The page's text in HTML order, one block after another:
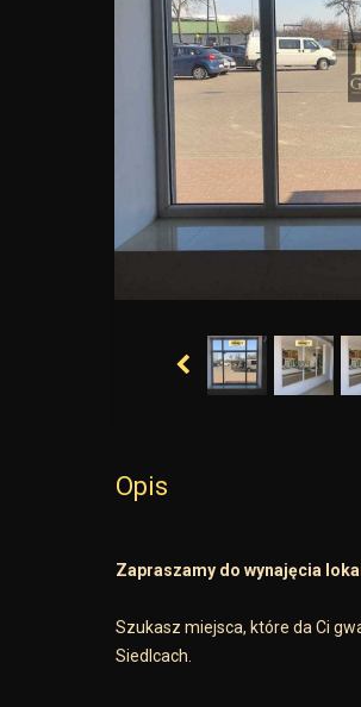
Opis
Zapraszamy do wynajęcia
Szukasz miejsca, które da Ci
Siedlcach.